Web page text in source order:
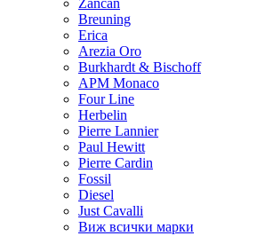
Zancan
Breuning
Erica
Arezia Oro
Burkhardt & Bischoff
APM Monaco
Four Line
Herbelin
Pierre Lannier
Paul Hewitt
Pierre Cardin
Fossil
Diesel
Just Cavalli
Виж всички марки